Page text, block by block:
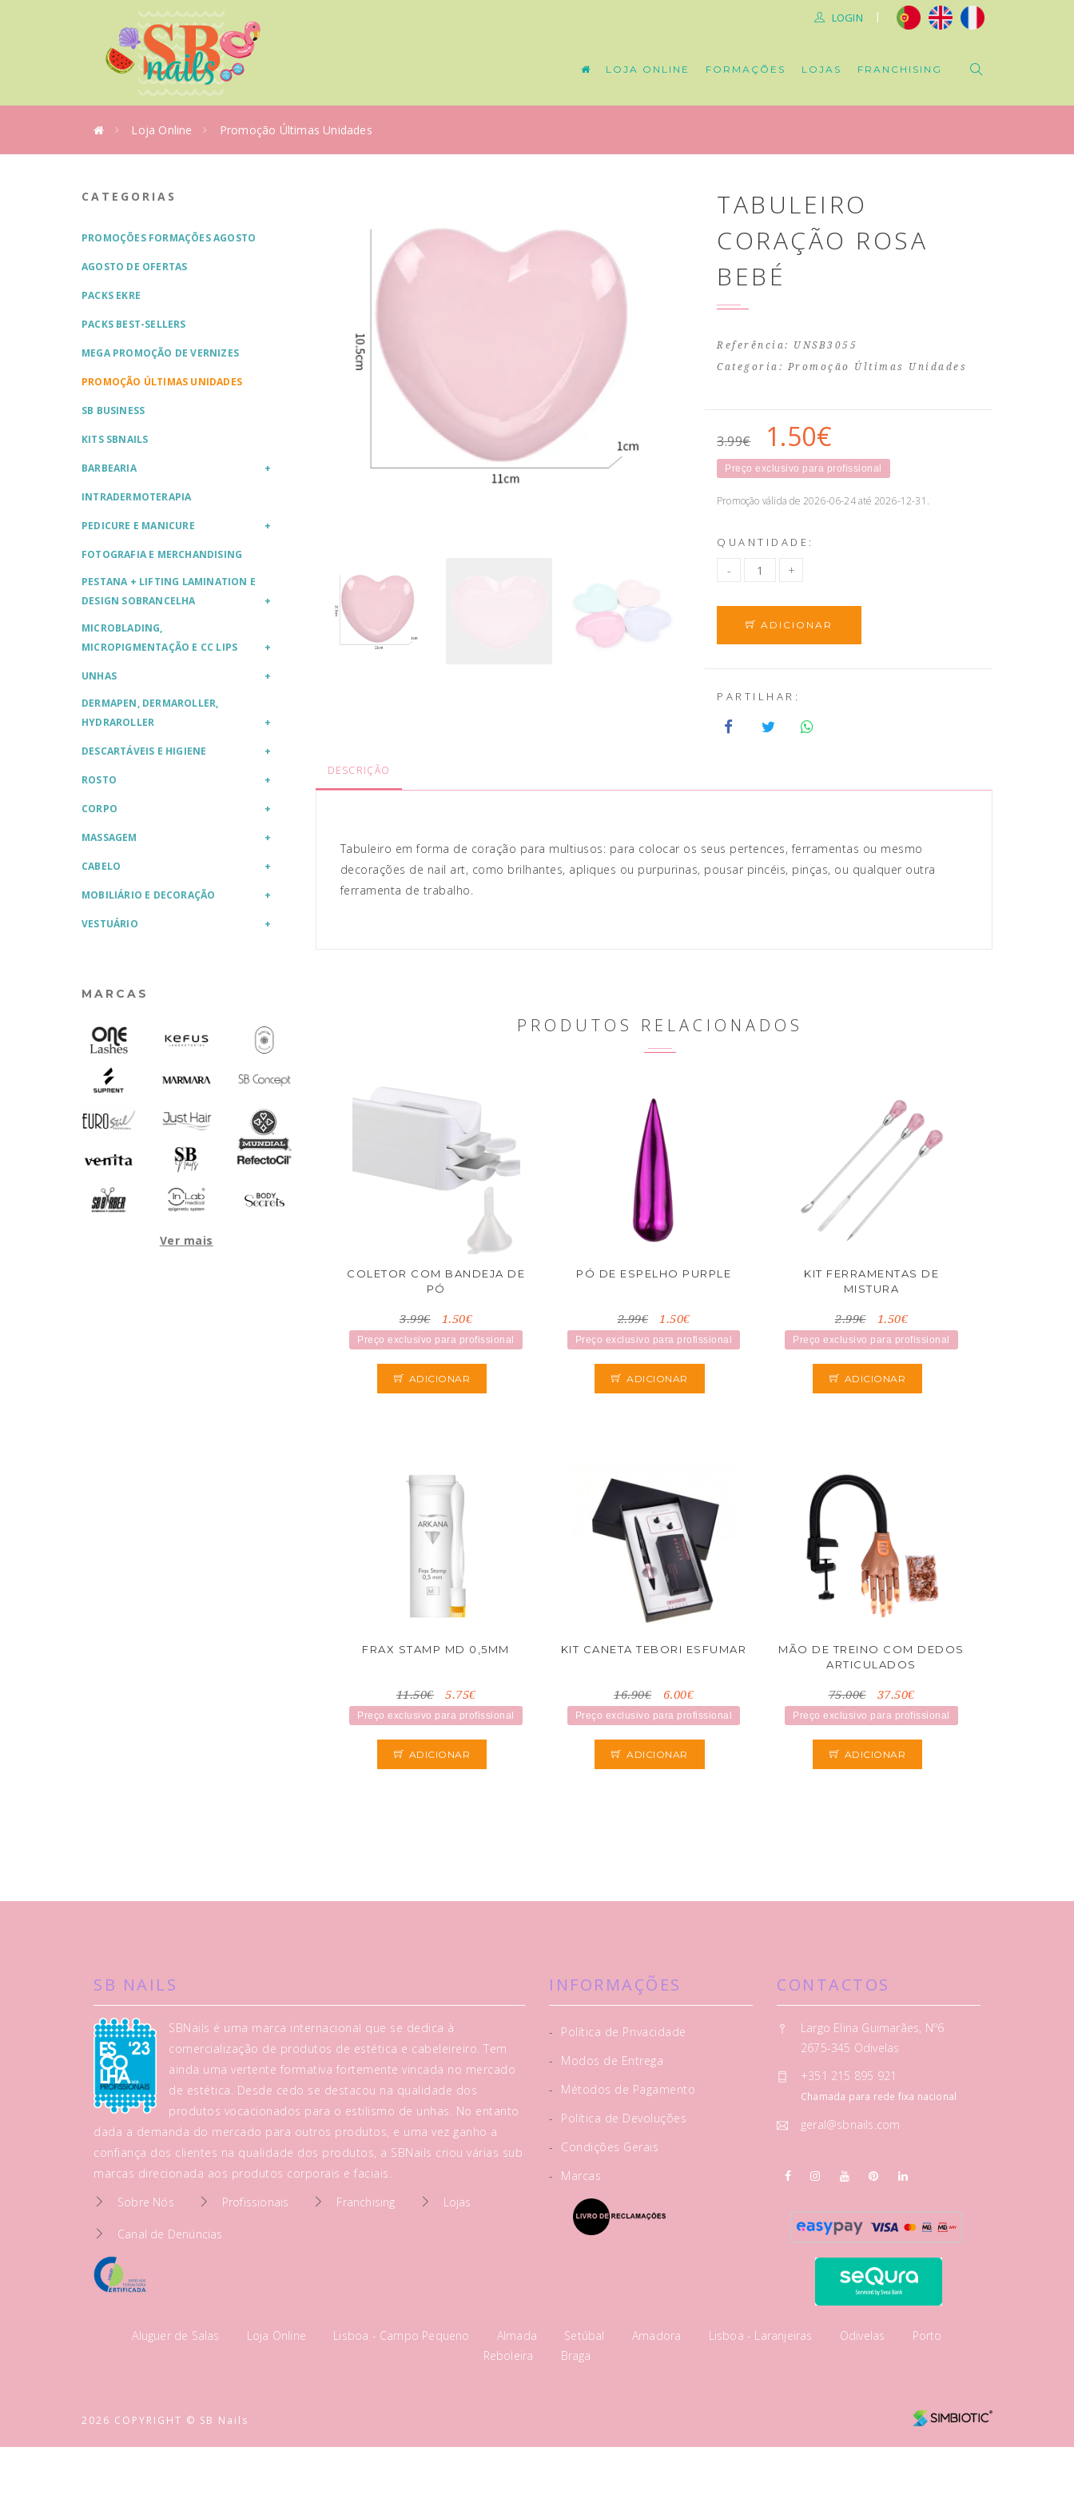
|
LOGIN
LOJA ONLINE FORMAÇÕES LOJAS FRANCHISING
Loja Online Promoção Últimas Unidades
CATEGORIAS
PROMOÇÕES FORMAÇÕES AGOSTO
AGOSTO DE OFERTAS
PACKS EKRE
PACKS BEST-SELLERS
MEGA PROMOÇÃO DE VERNIZES
PROMOÇÃO ÚLTIMAS UNIDADES
SB BUSINESS
KITS SBNAILS
BARBEARIA
INTRADERMOTERAPIA
PEDICURE E MANICURE
FOTOGRAFIA E MERCHANDISING
PESTANA + LIFTING LAMINATION E
DESIGN SOBRANCELHA
MICROBLADING,
MICROPIGMENTAÇÃO E CC LIPS
UNHAS
DERMAPEN, DERMAROLLER,
HYDRAROLLER
DESCARTÁVEIS E HIGIENE
ROSTO
CORPO
MASSAGEM
CABELO
MOBILIÁRIO E DECORAÇÃO
VESTUÁRIO
MARCAS
Ver mais
TABULEIRO
CORAÇÃO ROSA
BEBÉ
Referência: UNSB3055
Categoria: Promoção Últimas Unidades
3.99€ 1.50€
Preço exclusivo para profissional
Promoção válida de 2026-06-24 até 2026-12-31.
QUANTIDADE:
ADICIONAR
PARTILHAR:
DESCRIÇÃO
Tabuleiro em forma de coração para multiusos: para colocar os seus pertences, ferramentas ou mesmo
decorações de nail art, como brilhantes, apliques ou purpurinas, pousar pincéis, pinças, ou qualquer outra
ferramenta de trabalho.
PRODUTOS RELACIONADOS
COLETOR COM BANDEJA DE
PÓ
3.99€ 1.50€
Preço exclusivo para profissional
ADICIONAR
PÓ DE ESPELHO PURPLE
2.99€ 1.50€
Preço exclusivo para profissional
ADICIONAR
KIT FERRAMENTAS DE
MISTURA
2.99€ 1.50€
Preço exclusivo para profissional
ADICIONAR
FRAX STAMP MD 0,5MM
11.50€ 5.75€
Preço exclusivo para profissional
ADICIONAR
KIT CANETA TEBORI ESFUMAR
16.90€ 6.00€
Preço exclusivo para profissional
ADICIONAR
MÃO DE TREINO COM DEDOS
ARTICULADOS
75.00€ 37.50€
Preço exclusivo para profissional
ADICIONAR
SB NAILS
SBNails é uma marca internacional que se dedica à
comercialização de produtos de estética e cabeleireiro. Tem
ainda uma vertente formativa fortemente vincada no mercado
de estética. Desde cedo se destacou na qualidade dos
produtos vocacionados para o estilismo de unhas. No entanto
dada a demanda do mercado para outros produtos, e uma vez ganho a
confiança dos clientes na qualidade dos produtos, a SBNails criou várias sub
marcas direcionada aos produtos corporais e faciais.
Sobre Nós
Profissionais Franchising Lojas
Canal de Denúncias
INFORMAÇÕES
-
Política de Privacidade
-
Modos de Entrega
-
Métodos de Pagamento
-
Política de Devoluções
-
Condições Gerais
-
Marcas
CONTACTOS
Largo Elina Guimarães, Nº6
2675-345 Odivelas
+351 215 895 921
Chamada para rede fixa nacional
geral@sbnails.com
Aluguer de Salas Loja Online Lisboa - Campo Pequeno Almada Setúbal Amadora Lisboa - Laranjeiras Odivelas
Porto
Reboleira
Braga
2026 COPYRIGHT © SB Nails